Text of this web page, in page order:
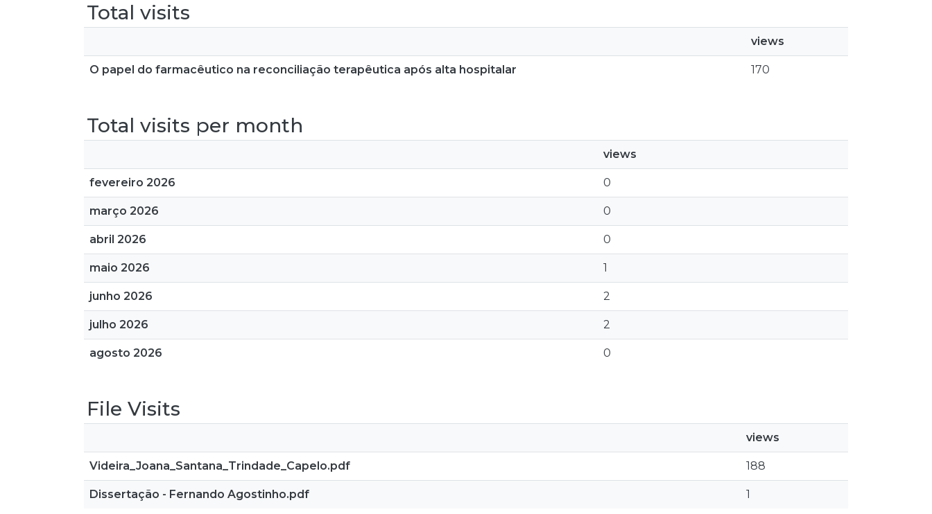
Total visits
views
O papel do farmacêutico na reconciliação terapêutica após alta hospitalar 170
Total visits per month
views
fevereiro 2026 0
março 2026 0
abril 2026 0
maio 2026 1
junho 2026 2
julho 2026 2
agosto 2026 0
File Visits
views
Videira_Joana_Santana_Trindade_Capelo.pdf 188
Dissertação - Fernando Agostinho.pdf 1